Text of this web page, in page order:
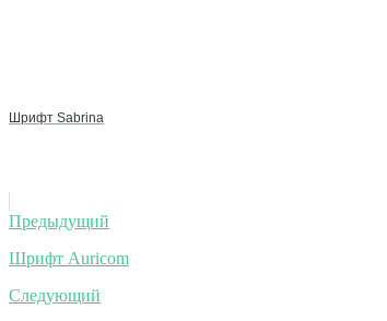
Шрифт Sabrina
Навигация
по
записям
Предыдущий
Шрифт Auricom
Следующий